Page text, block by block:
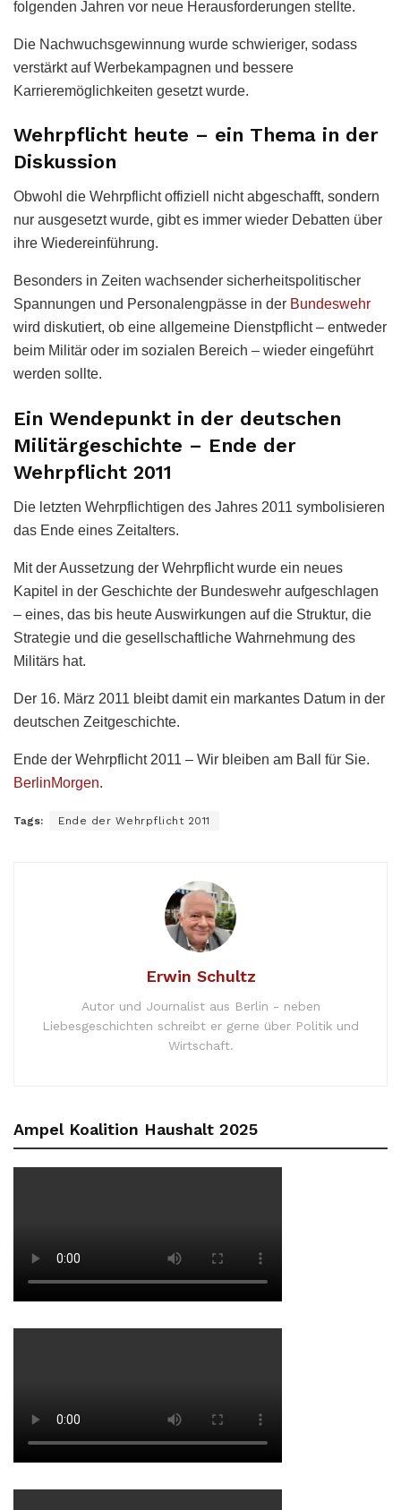
folgenden Jahren vor neue Herausforderungen stellte.
Die Nachwuchsgewinnung wurde schwieriger, sodass
verstärkt auf Werbekampagnen und bessere
Karrieremöglichkeiten gesetzt wurde.
Wehrpflicht heute – ein Thema in der
Diskussion
Obwohl die Wehrpflicht offiziell nicht abgeschafft, sondern
nur ausgesetzt wurde, gibt es immer wieder Debatten über
ihre Wiedereinführung.
Besonders in Zeiten wachsender sicherheitspolitischer
Spannungen und Personalengpässe in der Bundeswehr
wird diskutiert, ob eine allgemeine Dienstpflicht – entweder
beim Militär oder im sozialen Bereich – wieder eingeführt
werden sollte.
Ein Wendepunkt in der deutschen
Militärgeschichte – Ende der
Wehrpflicht 2011
Die letzten Wehrpflichtigen des Jahres 2011 symbolisieren
das Ende eines Zeitalters.
Mit der Aussetzung der Wehrpflicht wurde ein neues
Kapitel in der Geschichte der Bundeswehr aufgeschlagen
– eines, das bis heute Auswirkungen auf die Struktur, die
Strategie und die gesellschaftliche Wahrnehmung des
Militärs hat.
Der 16. März 2011 bleibt damit ein markantes Datum in der
deutschen Zeitgeschichte.
Ende der Wehrpflicht 2011 – Wir bleiben am Ball für Sie.
BerlinMorgen.
Tags: Ende der Wehrpflicht 2011
Erwin Schultz
Autor und Journalist aus Berlin - neben
Liebesgeschichten schreibt er gerne über Politik und
Wirtschaft.
Ampel Koalition Haushalt 2025